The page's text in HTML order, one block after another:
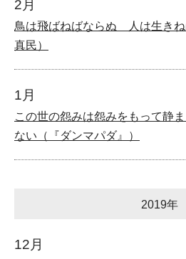
2月
鳥は飛ばねばならぬ 人は生き
真民）
1月
この世の怨みは怨みをもって静
ない（『ダンマパダ』）
2019年
12月